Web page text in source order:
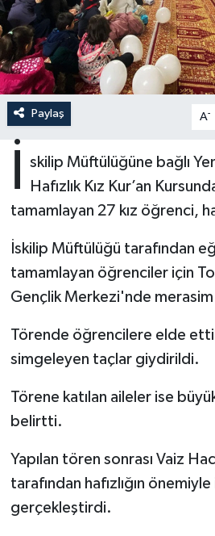
Paylaş A-
skilip Müftülüğüne bağlı
Hafızlık Kız Kur’an
tamamlayan 27 kız öğrenci,
İskilip Müftülüğü tarafından
tamamlayan öğrenciler için
Gençlik Merkezi'nde
Törende öğrencilere elde
simgeleyen taçlar giydirildi.
Törene katılan aileler ise
belirtti.
Yapılan tören sonrası Vaiz
tarafından hafızlığın
gerçekleştirdi.
Ardahan Müftülüğü
Artvin Müftülüğü
Aydın Müftülüğü
Bartın Müftülüğü
Bayburt Müftülüğü
Bingöl Müftülüğü
Bitlis Müftülüğü
Burdur Müftülüğü
Kudüs
Kurban
Mukabele
Ramazan
Zekat
Hutbeler
DİYANET AKADEMİ
DİYANET GENÇLİK
DEPREM
Eğitim
Aile
Sağlık
Ekonomi